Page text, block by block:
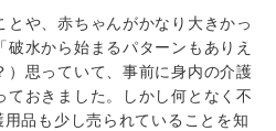
や、赤ちゃんがかなり大きかっ
水から始まるパターンもありえ
）思っていて、事前に身内の介護
ておきました。しかし何となく不
品も少し売られていることを知